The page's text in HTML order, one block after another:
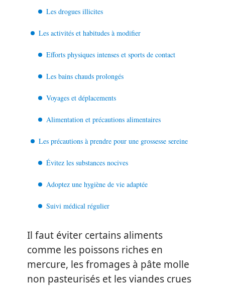
Les drogues illicites
Les activités et habitudes à modifier
Efforts physiques intenses et sports de contact
Les bains chauds prolongés
Voyages et déplacements
Alimentation et précautions alimentaires
Les précautions à prendre pour une grossesse sereine
Évitez les substances nocives
Adoptez une hygiène de vie adaptée
Suivi médical régulier
Il faut éviter certains aliments
comme les poissons riches en
mercure, les fromages à pâte molle
non pasteurisés et les viandes crues